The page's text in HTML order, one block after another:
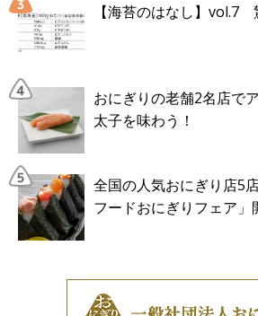
【海苔のはなし】vol.7
おにぎりの老舗2名店で
太子を味わう！
全国の人気おにぎり店5
フードおにぎりフェア」